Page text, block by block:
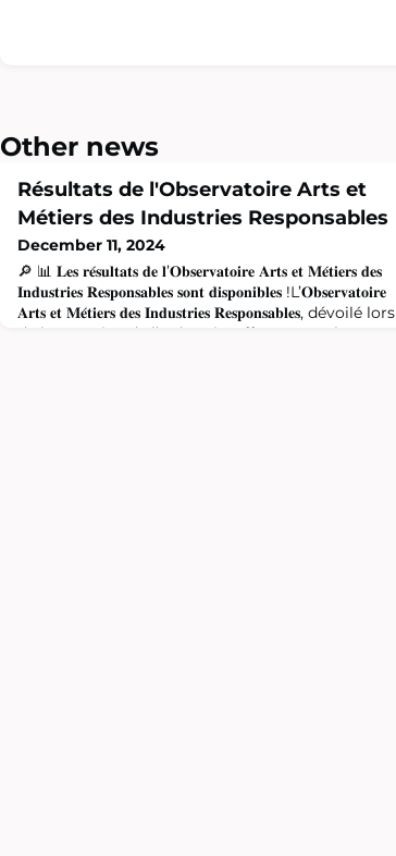
Other news
Résultats de l'Observatoire Arts et
Métiers des Industries Responsables
December 11, 2024
🔎 📊 𝐋𝐞𝐬 𝐫𝐞́𝐬𝐮𝐥𝐭𝐚𝐭𝐬 𝐝𝐞 𝐥’𝐎𝐛𝐬𝐞𝐫𝐯𝐚𝐭𝐨𝐢𝐫𝐞 𝐀𝐫𝐭𝐬 𝐞𝐭 𝐌𝐞́𝐭𝐢𝐞𝐫𝐬 𝐝𝐞𝐬
𝐈𝐧𝐝𝐮𝐬𝐭𝐫𝐢𝐞𝐬 𝐑𝐞𝐬𝐩𝐨𝐧𝐬𝐚𝐛𝐥𝐞𝐬 𝐬𝐨𝐧𝐭 𝐝𝐢𝐬𝐩𝐨𝐧𝐢𝐛𝐥𝐞𝐬 !L’𝐎𝐛𝐬𝐞𝐫𝐯𝐚𝐭𝐨𝐢𝐫𝐞
𝐀𝐫𝐭𝐬 𝐞𝐭 𝐌𝐞́𝐭𝐢𝐞𝐫𝐬 𝐝𝐞𝐬 𝐈𝐧𝐝𝐮𝐬𝐭𝐫𝐢𝐞𝐬 𝐑𝐞𝐬𝐩𝐨𝐧𝐬𝐚𝐛𝐥𝐞𝐬, dévoilé lors
de la Semaine de l’Industrie, offre une analyse